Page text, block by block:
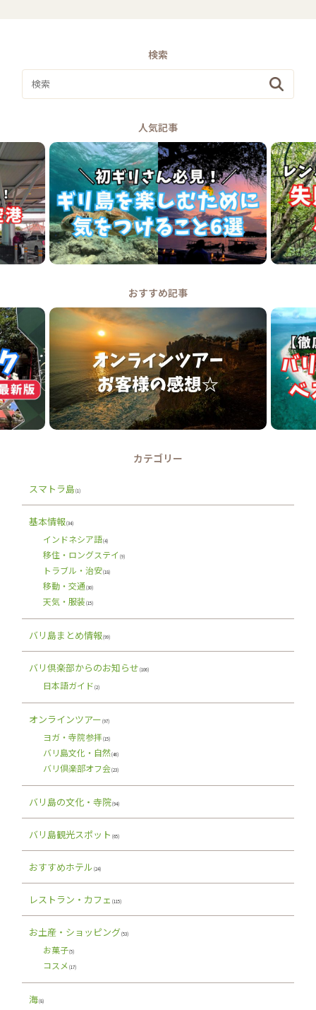
検索
人気記事
おすすめ記事
カテゴリー
スマトラ島(1)
基本情報(34)
インドネシア語(4)
移住・ロングステイ (9)
トラブル・治安(18)
移動・交通 (30)
天気・服装 (15)
バリ島まとめ情報(99)
バリ倶楽部からのお知らせ (106)
日本語ガイド (2)
オンラインツアー (97)
ヨガ・寺院参拝 (15)
バリ島文化・自然(46)
バリ倶楽部オフ会(23)
バリ島の文化・寺院(94)
バリ島観光スポット (65)
おすすめホテル (24)
レストラン・カフェ (115)
お土産・ショッピング(53)
お菓子(5)
コスメ (17)
海(8)